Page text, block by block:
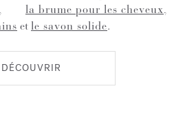
la brume pour les cheveux
et le savon solide.
DÉCOUVRIR